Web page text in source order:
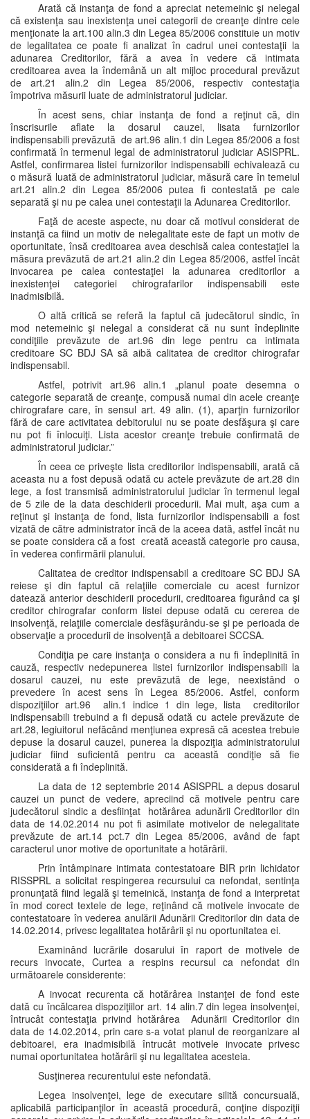
Arată că instanţa de fond a apreciat netemeinic şi nelegal
că existenţa sau inexistenţa unei categorii de creanţe dintre cele
menţionate la art.100 alin.3 din Legea 85/2006 constituie un motiv
de legalitatea ce poate fi analizat în cadrul unei contestaţii la
adunarea Creditorilor, fără a avea în vedere că intimata
creditoarea avea la îndemână un alt mijloc procedural prevăzut
de art.21 alin.2 din Legea 85/2006, respectiv contestaţia
împotriva măsurii luate de administratorul judiciar.
În acest sens, chiar instanţa de fond a reţinut că, din
înscrisurile aflate la dosarul cauzei, lisata furnizorilor
indispensabili prevăzută de art.96 alin.1 din Legea 85/2006 a fost
confirmată în termenul legal de administratorul judiciar ASISPRL.
Astfel, confirmarea listei furnizorilor indispensabili echivalează cu
o măsură luată de administratorul judiciar, măsură care în temeiul
art.21 alin.2 din Legea 85/2006 putea fi contestată pe cale
separată şi nu pe calea unei contestaţii la Adunarea Creditorilor.
Faţă de aceste aspecte, nu doar că motivul considerat de
instanţă ca fiind un motiv de nelegalitate este de fapt un motiv de
oportunitate, însă creditoarea avea deschisă calea contestaţiei la
măsura prevăzută de art.21 alin.2 din Legea 85/2006, astfel încât
invocarea pe calea contestaţiei la adunarea creditorilor a
inexistenţei categoriei chirografarilor indispensabili este
inadmisibilă.
O altă critică se referă la faptul că judecătorul sindic, în
mod netemeinic şi nelegal a considerat că nu sunt îndeplinite
condiţiile prevăzute de art.96 din lege pentru ca intimata
creditoare SC BDJ SA să aibă calitatea de creditor chirografar
indispensabil.
Astfel, potrivit art.96 alin.1 „planul poate desemna o
categorie separată de creanţe, compusă numai din acele creanţe
chirografare care, în sensul art. 49 alin. (1), aparţin furnizorilor
fără de care activitatea debitorului nu se poate desfăşura şi care
nu pot fi înlocuiţi. Lista acestor creanţe trebuie confirmată de
administratorul judiciar.”
În ceea ce priveşte lista creditorilor indispensabili, arată că
aceasta nu a fost depusă odată cu actele prevăzute de art.28 din
lege, a fost transmisă administratorului judiciar în termenul legal
de 5 zile de la data deschiderii procedurii. Mai mult, aşa cum a
reţinut şi instanţa de fond, lista furnizorilor indispensabili a fost
vizată de către administrator încă de la aceea dată, astfel încât nu
se poate considera că a fost creată această categorie pro causa,
în vederea confirmării planului.
Calitatea de creditor indispensabil a creditoare SC BDJ SA
reiese şi din faptul că relaţiile comerciale cu acest furnizor
datează anterior deschiderii procedurii, creditoarea figurând ca şi
creditor chirografar conform listei depuse odată cu cererea de
insolvenţă, relaţiile comerciale desfăşurându-se şi pe perioada de
observaţie a procedurii de insolvenţă a debitoarei SCCSA.
Condiţia pe care instanţa o considera a nu fi îndeplinită în
cauză, respectiv nedepunerea listei furnizorilor indispensabili la
dosarul cauzei, nu este prevăzută de lege, neexistând o
prevedere în acest sens în Legea 85/2006. Astfel, conform
dispoziţiilor art.96 alin.1 indice 1 din lege, lista creditorilor
indispensabili trebuind a fi depusă odată cu actele prevăzute de
art.28, legiuitorul nefăcând menţiunea expresă că acestea trebuie
depuse la dosarul cauzei, punerea la dispoziţia administratorului
judiciar fiind suficientă pentru ca această condiţie să fie
considerată a fi îndeplinită.
La data de 12 septembrie 2014 ASISPRL a depus dosarul
cauzei un punct de vedere, apreciind că motivele pentru care
judecătorul sindic a desfiinţat hotărârea adunării Creditorilor din
data de 14.02.2014 nu pot fi asimilate motivelor de nelegalitate
prevăzute de art.14 pct.7 din Legea 85/2006, având de fapt
caracterul unor motive de oportunitate a hotărârii.
Prin întâmpinare intimata contestatoare BIR prin lichidator
RISSPRL a solicitat respingerea recursului ca nefondat, sentinţa
pronunţată fiind legală şi temeinică, instanţa de fond a interpretat
în mod corect textele de lege, reţinând că motivele invocate de
contestatoare în vederea anulării Adunării Creditorilor din data de
14.02.2014, privesc legalitatea hotărârii şi nu oportunitatea ei.
Examinând lucrările dosarului în raport de motivele de
recurs invocate, Curtea a respins recursul ca nefondat din
următoarele considerente:
A invocat recurenta că hotărârea instanţei de fond este
dată cu încălcarea dispoziţiilor art. 14 alin.7 din legea insolvenţei,
întrucât contestaţia privind hotărârea Adunării Creditorilor din
data de 14.02.2014, prin care s-a votat planul de reorganizare al
debitoarei, era inadmisibilă întrucât motivele invocate privesc
numai oportunitatea hotărârii şi nu legalitatea acesteia.
Susţinerea recurentului este nefondată.
Legea insolvenţei, lege de executare silită concursuală,
aplicabilă participanţilor în această procedură, conţine dispoziţii